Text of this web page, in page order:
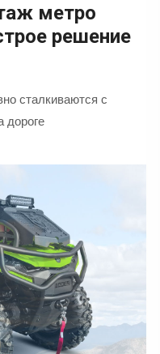
метро
решение
сталкиваются с
дороге